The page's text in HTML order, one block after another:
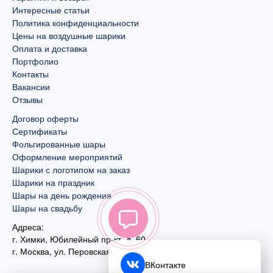
Интересные статьи
Политика конфиденциальности
Цены на воздушные шарики
Оплата и доставка
Портфолио
Контакты
Вакансии
Отзывы
Договор оферты
Сертификаты
Фольгированные шары
Оформление мероприятий
Шарики с логотипом на заказ
Шарики на праздник
Шары на день рождения
Шары на свадьбу
Адреса:
г. Химки, Юбилейный пр-кт, д. 60
г. Москва, ул. Перовская, д. 59
ВКонтакте